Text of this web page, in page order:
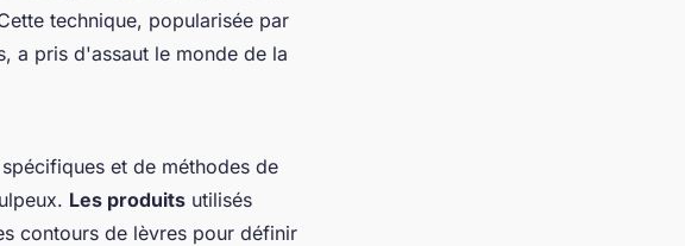
technique, popularisée par
a pris d'assaut le monde de la
et de méthodes de
Les produits utilisés
contours de lèvres pour définir